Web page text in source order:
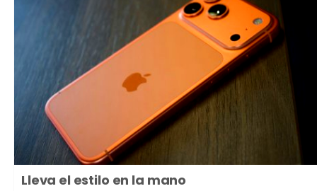
Lleva el estilo en la mano